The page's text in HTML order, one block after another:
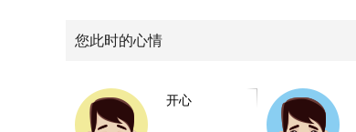
您此时的心情
开心